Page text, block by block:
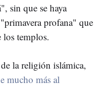
sin que se haya
profana" que
los templos.
la religión islámica,
mucho más al